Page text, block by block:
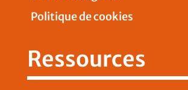
Politique de cookies
Ressources